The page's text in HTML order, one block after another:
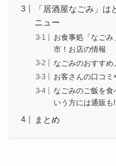
「居酒屋なごみ」
ニュー
お食事処「なごみ
市！お店の情報
なごみのおすすめ
お客さんの口コミ
なごみのご飯を食
いう方には通販も!
まとめ